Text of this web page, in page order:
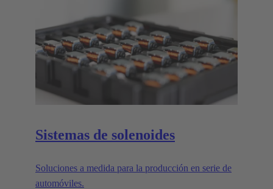
Sistemas de solenoides
Soluciones a medida para la producción en serie de
automóviles.